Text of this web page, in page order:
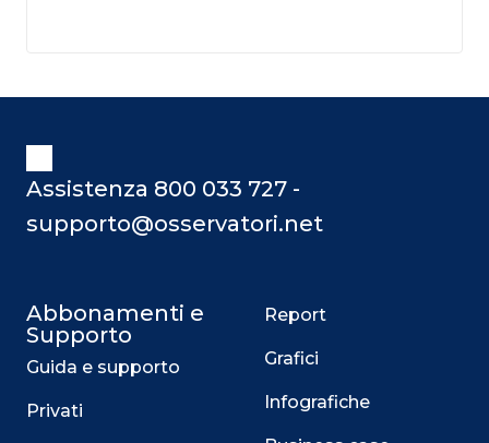
Assistenza 800 033 727 -
supporto@osservatori.net
Abbonamenti e
Supporto
Guida e supporto
Privati
Report
Grafici
Infografiche